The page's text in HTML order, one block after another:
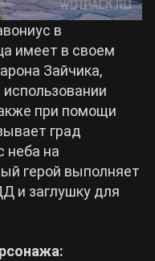
в
имеет в своем
Зайчика,
при помощи
град
неба на
герой выполняет
и заглушку для